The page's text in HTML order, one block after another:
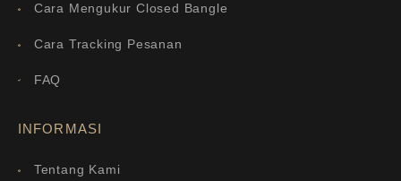
Cara Mengukur Closed Bangle
Cara Tracking Pesanan
FAQ
INFORMASI
Tentang Kami